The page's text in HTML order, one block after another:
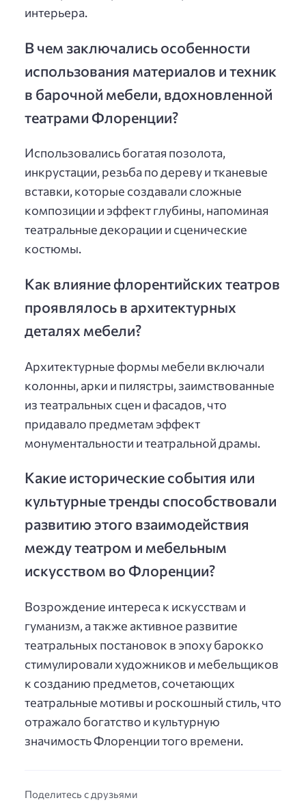
интерьера.
В чем заключались особенности
использования материалов и техник
в барочной мебели, вдохновленной
театрами Флоренции?
Использовались богатая позолота,
инкрустации, резьба по дереву и тканевые
вставки, которые создавали сложные
композиции и эффект глубины, напоминая
театральные декорации и сценические
костюмы.
Как влияние флорентийских театров
проявлялось в архитектурных
деталях мебели?
Архитектурные формы мебели включали
колонны, арки и пилястры, заимствованные
из театральных сцен и фасадов, что
придавало предметам эффект
монументальности и театральной драмы.
Какие исторические события или
культурные тренды способствовали
развитию этого взаимодействия
между театром и мебельным
искусством во Флоренции?
Возрождение интереса к искусствам и
гуманизм, а также активное развитие
театральных постановок в эпоху барокко
стимулировали художников и мебельщиков
к созданию предметов, сочетающих
театральные мотивы и роскошный стиль, что
отражало богатство и культурную
значимость Флоренции того времени.
Поделитесь с друзьями